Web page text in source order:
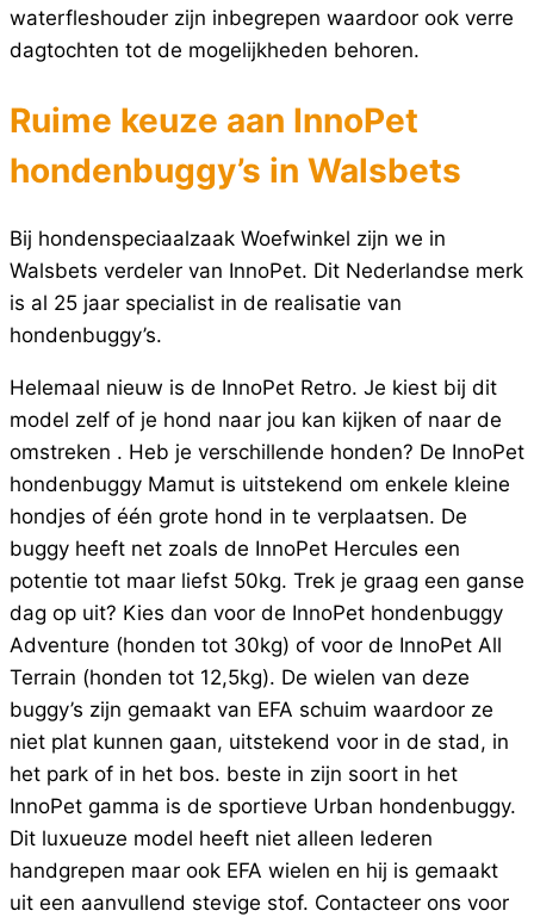
waterfleshouder zijn inbegrepen waardoor ook verre
dagtochten tot de mogelijkheden behoren.
Ruime keuze aan InnoPet
hondenbuggy’s in Walsbets
Bij hondenspeciaalzaak Woefwinkel zijn we in
Walsbets verdeler van InnoPet. Dit Nederlandse merk
is al 25 jaar specialist in de realisatie van
hondenbuggy’s.
Helemaal nieuw is de InnoPet Retro. Je kiest bij dit
model zelf of je hond naar jou kan kijken of naar de
omstreken . Heb je verschillende honden? De InnoPet
hondenbuggy Mamut is uitstekend om enkele kleine
hondjes of één grote hond in te verplaatsen. De
buggy heeft net zoals de InnoPet Hercules een
potentie tot maar liefst 50kg. Trek je graag een ganse
dag op uit? Kies dan voor de InnoPet hondenbuggy
Adventure (honden tot 30kg) of voor de InnoPet All
Terrain (honden tot 12,5kg). De wielen van deze
buggy’s zijn gemaakt van EFA schuim waardoor ze
niet plat kunnen gaan, uitstekend voor in de stad, in
het park of in het bos. beste in zijn soort in het
InnoPet gamma is de sportieve Urban hondenbuggy.
Dit luxueuze model heeft niet alleen lederen
handgrepen maar ook EFA wielen en hij is gemaakt
uit een aanvullend stevige stof. Contacteer ons voor